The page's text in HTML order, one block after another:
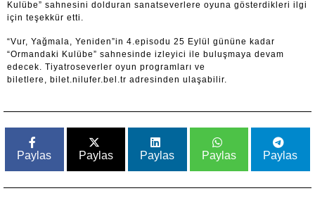
Kulübe” sahnesini dolduran sanatseverlere oyuna gösterdikleri ilgi
için teşekkür etti.
“Vur, Yağmala, Yeniden”in 4.episodu 25 Eylül gününe kadar
“Ormandaki Kulübe” sahnesinde izleyici ile buluşmaya devam
edecek. Tiyatroseverler oyun programları ve
biletlere, bilet.nilufer.bel.tr adresinden ulaşabilir.
Paylas Paylas Paylas Paylas Paylas